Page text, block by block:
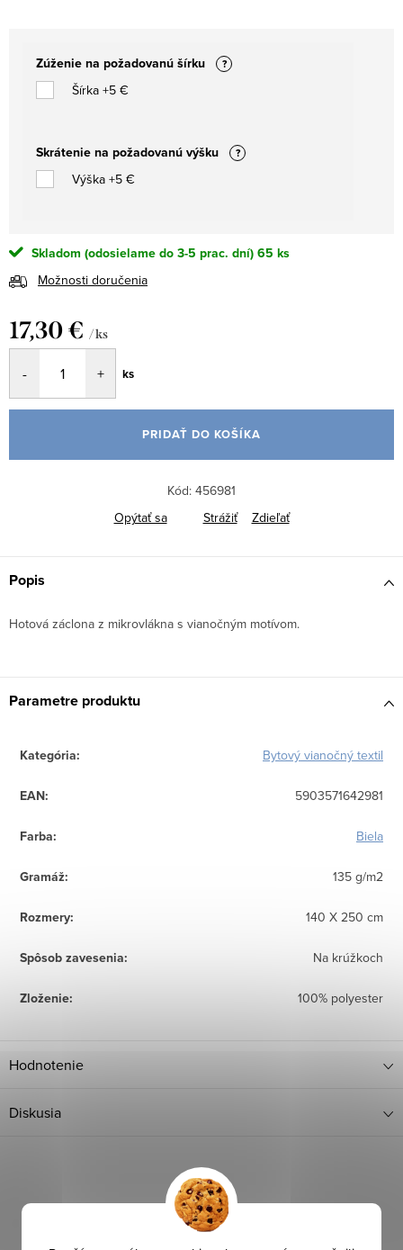
Zúženie na požadovanú šírku ?
Šírka +5 €
Skrátenie na požadovanú výšku ?
Výška +5 €
Skladom (odosielame do 3-5 prac. dní)65 ks
Možnosti doručenia
17,30 € / ks
cena:
ks
PRIDAŤ DO KOŠÍKA
Kód: 456981
Opýtať sa
Strážiť Zdieľať
Popis
Hotová záclona z mikrovlákna s vianočným motívom.
Parametre produktu
Kategória: Bytový vianočný textil
EAN: 5903571642981
Farba: Biela
Gramáž: 135 g/m2
Rozmery: 140 X 250 cm
Spôsob zavesenia: Na krúžkoch
Zloženie: 100% polyester
Hodnotenie
Diskusia